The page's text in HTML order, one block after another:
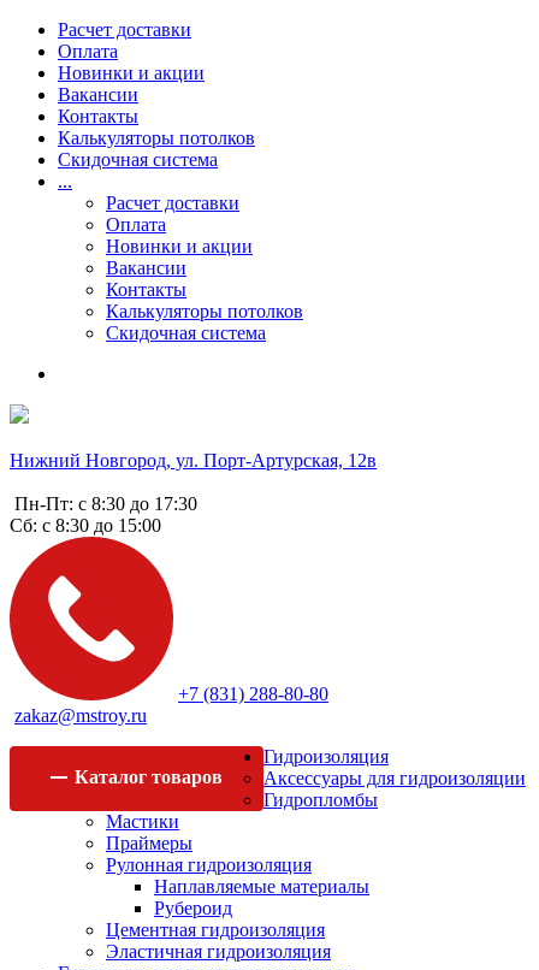
Расчет доставки
Оплата
Новинки и акции
Вакансии
Контакты
Калькуляторы потолков
Скидочная система
...
Расчет доставки
Оплата
Новинки и акции
Вакансии
Контакты
Калькуляторы потолков
Скидочная система
Нижний Новгород, ул. Порт-Артурская, 12в
Пн-Пт: с 8:30 до 17:30
Сб: с 8:30 до 15:00
+7 (831) 288-80-80
zakaz@mstroy.ru
Каталог товаров
Гидроизоляция
Аксессуары для гидроизоляции
Гидропломбы
Мастики
Праймеры
Рулонная гидроизоляция
Наплавляемые материалы
Рубероид
Цементная гидроизоляция
Эластичная гидроизоляция